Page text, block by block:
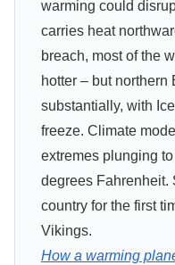
warming could
carries heat
breach, most of the
hotter – but northern
substantially, with
freeze. Climate
extremes plunging
degrees Fahrenheit.
country for the first
Vikings.
How a warming